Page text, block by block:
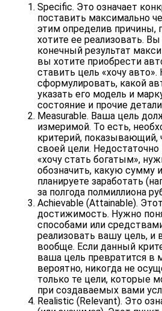
Specific. Это означает
поставить максимально
этим определив
хотите ее реализовать.
конечный результат
вы хотите приобрести
ставить цель «хочу
сформулировать, какой
указать его модель и
состояние и прочие
Measurable. Ваша цель
измеримой. То есть,
критерий, показывающий,
своей цели. Недостаточно
«хочу стать богатым»,
обозначить, какую сумму
планируете заработать
за полгода полмиллиона
Achievable (Attainable).
достижимость. Нужно
способами или
реализовать вашу цель, и
вообще. Если данный
ваша цель превратится в
вероятно, никогда не
только те цели, которые
при создаваемых вами
Realistic (Relevant). Это